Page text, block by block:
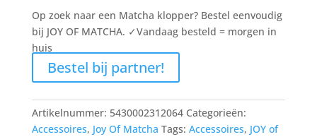
Op zoek naar een Matcha klopper? Bestel eenvoudig
bij JOY OF MATCHA. ✓Vandaag besteld = morgen in
huis
Bestel bij partner!
Artikelnummer: 5430002312064 Categorieën:
Accessoires, Joy Of Matcha Tags: Accessoires, JOY of